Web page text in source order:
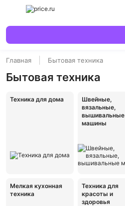
Главная Бытовая техника
Бытовая техника
Техника для дома
Швейные,
вязальные,
вышивальные
машины
Мелкая кухонная
техника
Техника для
красоты и
здоровья